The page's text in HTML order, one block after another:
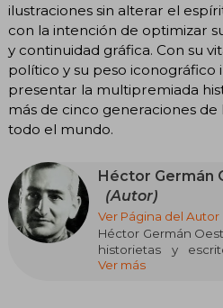
ilustraciones sin alterar el
con la intención de optimizar
y continuidad gráfica. Con su
político y su peso iconográfico
presentar la multipremiada
más de cinco generaciones
todo el mundo.
Héctor Germán
(Autor)
Ver Página del Autor
Héctor Germán
historietas y
citado como HGO.
Ver más